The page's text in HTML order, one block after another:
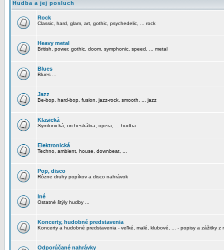
Hudba a jej posluch
Rock
Classic, hard, glam, art, gothic, psychedelic, ... rock
Heavy metal
British, power, gothic, doom, symphonic, speed, ... metal
Blues
Blues ...
Jazz
Be-bop, hard-bop, fusion, jazz-rock, smooth, ... jazz
Klasická
Symfonická, orchestrálna, opera, ... hudba
Elektronická
Techno, ambient, house, downbeat, ...
Pop, disco
Rôzne druhy popíkov a disco nahrávok
Iné
Ostatné štýly hudby ...
Koncerty, hudobné predstavenia
Koncerty a hudobné predstavenia - veľké, malé, klubové, ... - popisy a zážitky z
Odporúčané nahrávky